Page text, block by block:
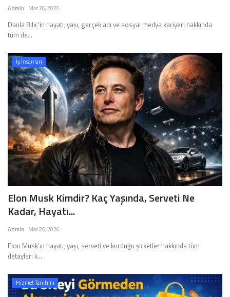
Admin Mar 26, 2026
Danla Bilic’in hayatı, yaşı, gerçek adı ve sosyal medya kariyeri hakkında
tüm de...
İş İnsanları
Elon Musk Kimdir? Kaç Yaşında, Serveti Ne
Kadar, Hayatı...
Admin Mar 26, 2026
Elon Musk’ın hayatı, yaşı, serveti ve kurduğu şirketler hakkında tüm
detayları k...
Hizmet Tanıtımı